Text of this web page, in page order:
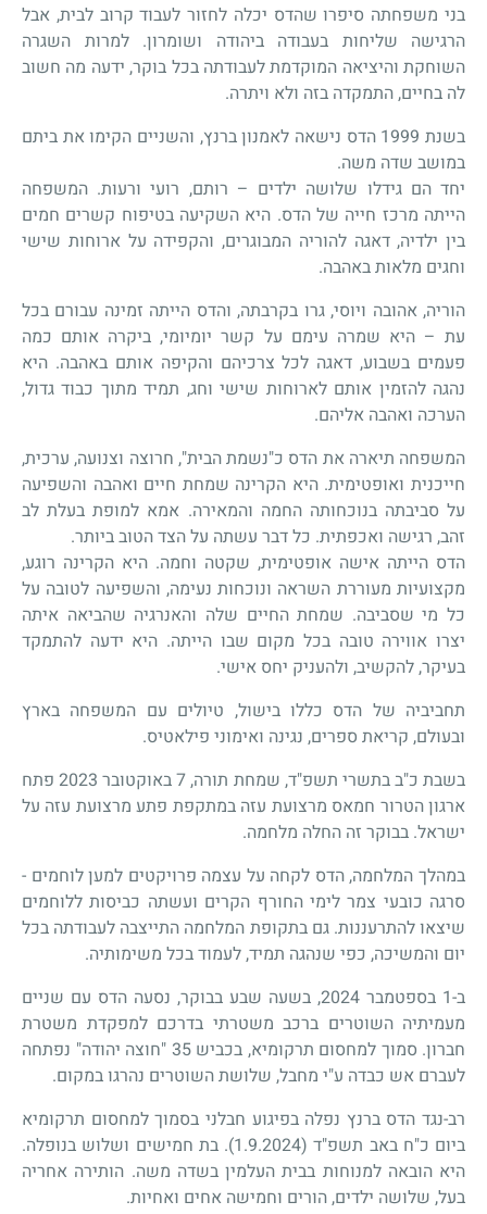
בני משפחתה סיפרו שהדס יכלה לחזור לעבוד קרוב לבית, אבל
הרגישה שליחות בעבודה ביהודה ושומרון. למרות השגרה
השוחקת והיציאה המוקדמת לעבודתה בכל בוקר, ידעה מה חשוב
לה בחיים, התמקדה בזה ולא ויתרה.
בשנת 1999 הדס נישאה לאמנון ברנץ, והשניים הקימו את ביתם
במושב שדה משה.
יחד הם גידלו שלושה ילדים – רותם, רועי ורעות. המשפחה
הייתה מרכז חייה של הדס. היא השקיעה בטיפוח קשרים חמים
בין ילדיה, דאגה להוריה המבוגרים, והקפידה על ארוחות שישי
וחגים מלאות באהבה.
הוריה, אהובה ויוסי, גרו בקרבתה, והדס הייתה זמינה עבורם בכל
עת – היא שמרה עימם על קשר יומיומי, ביקרה אותם כמה
פעמים בשבוע, דאגה לכל צרכיהם והקיפה אותם באהבה. היא
נהגה להזמין אותם לארוחות שישי וחג, תמיד מתוך כבוד גדול,
הערכה ואהבה אליהם.
המשפחה תיארה את הדס כ"נשמת הבית", חרוצה וצנועה, ערכית,
חייכנית ואופטימית. היא הקרינה שמחת חיים ואהבה והשפיעה
על סביבתה בנוכחותה החמה והמאירה. אמא למופת בעלת לב
זהב, רגישה ואכפתית. כל דבר עשתה על הצד הטוב ביותר.
הדס הייתה אישה אופטימית, שקטה וחמה. היא הקרינה רוגע,
מקצועיות מעוררת השראה ונוכחות נעימה, והשפיעה לטובה על
כל מי שסביבה. שמחת החיים שלה והאנרגיה שהביאה איתה
יצרו אווירה טובה בכל מקום שבו הייתה. היא ידעה להתמקד
בעיקר, להקשיב, ולהעניק יחס אישי.
תחביביה של הדס כללו בישול, טיולים עם המשפחה בארץ
ובעולם, קריאת ספרים, נגינה ואימוני פילאטיס.
בשבת כ"ב בתשרי תשפ"ד, שמחת תורה, 7 באוקטובר 2023 פתח
ארגון הטרור חמאס מרצועת עזה במתקפת פתע מרצועת עזה על
ישראל. בבוקר זה החלה מלחמה.
במהלך המלחמה, הדס לקחה על עצמה פרויקטים למען לוחמים -
סרגה כובעי צמר לימי החורף הקרים ועשתה כביסות ללוחמים
שיצאו להתרעננות. גם בתקופת המלחמה התייצבה לעבודתה בכל
יום והמשיכה, כפי שנהגה תמיד, לעמוד בכל משימותיה.
ב-1 בספטמבר 2024, בשעה שבע בבוקר, נסעה הדס עם שניים
מעמיתיה השוטרים ברכב משטרתי בדרכם למפקדת משטרת
חברון. סמוך למחסום תרקומיא, בכביש 35 "חוצה יהודה" נפתחה
לעברם אש כבדה ע"י מחבל, שלושת השוטרים נהרגו במקום.
רב-נגד הדס ברנץ נפלה בפיגוע חבלני בסמוך למחסום תרקומיא
ביום כ"ח באב תשפ"ד (1.9.2024). בת חמישים ושלוש בנופלה.
היא הובאה למנוחות בבית העלמין בשדה משה. הותירה אחריה
בעל, שלושה ילדים, הורים וחמישה אחים ואחיות.